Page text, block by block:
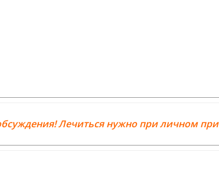
Лечиться нужно при личном